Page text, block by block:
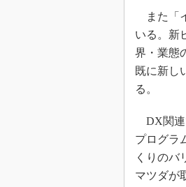
また「
いる。新
界・業態
既に新し
る。
DX関連
プログラ
くりのバ
マツダが